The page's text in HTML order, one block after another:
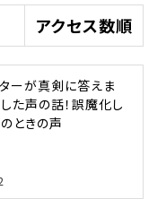
アクセス数順
ーが真剣に答えま
した声の話！誤魔化し
ときの声